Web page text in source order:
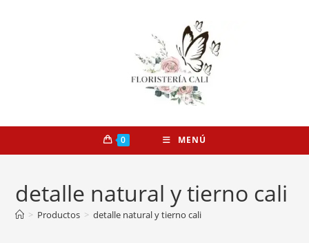
0 MENÚ
detalle natural y tierno cali
> Productos > detalle natural y tierno cali